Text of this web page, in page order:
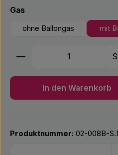
Gasauswählen
ohne Ballongas mit
Produkt Anzahl: Gib
In den Warenkorb
Produktnummer: 02-008B-